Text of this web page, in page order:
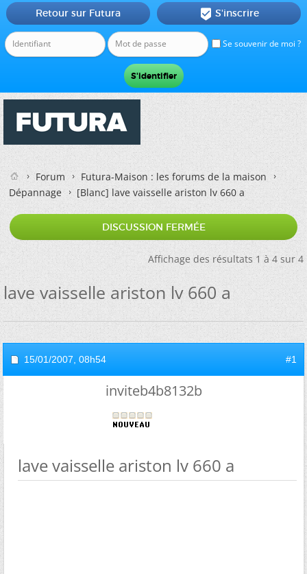
Se souvenir de moi ?
Retour sur Futura  S'inscrire
Forum
Futura-Maison : les forums de la maison
Dépannage
[Blanc]lave vaisselle ariston lv 660 a
DISCUSSION FERMÉE
Affichage des résultats 1 à 4 sur 4
lave vaisselle ariston lv 660 a
15/01/2007, 08h54 #1
inviteb4b8132b
lave vaisselle ariston lv 660 a